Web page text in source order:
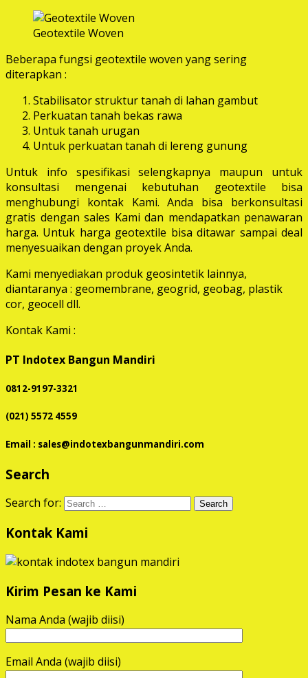
Geotextile Woven
Beberapa fungsi geotextile woven yang sering
diterapkan :
Stabilisator struktur tanah di lahan gambut
Perkuatan tanah bekas rawa
Untuk tanah urugan
Untuk perkuatan tanah di lereng gunung
Untuk info spesifikasi selengkapnya maupun untuk
konsultasi mengenai kebutuhan geotextile bisa
menghubungi kontak Kami. Anda bisa berkonsultasi
gratis dengan sales Kami dan mendapatkan penawaran
harga. Untuk harga geotextile bisa ditawar sampai deal
menyesuaikan dengan proyek Anda.
Kami menyediakan produk geosintetik lainnya,
diantaranya : geomembrane, geogrid, geobag, plastik
cor, geocell dll.
Kontak Kami :
PT Indotex Bangun Mandiri
0812-9197-3321
(021) 5572 4559
Email : sales@indotexbangunmandiri.com
Search
Search for:
Kontak Kami
Kirim Pesan ke Kami
Nama Anda (wajib diisi)
Email Anda (wajib diisi)